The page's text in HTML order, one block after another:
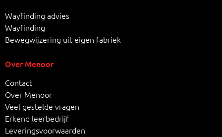
Wayfinding advies
Wayfinding
Bewegwijzering uit eigen fabriek
Over Menoor
Contact
Over Menoor
Veel gestelde vragen
Erkend leerbedrijf
Leveringsvoorwaarden